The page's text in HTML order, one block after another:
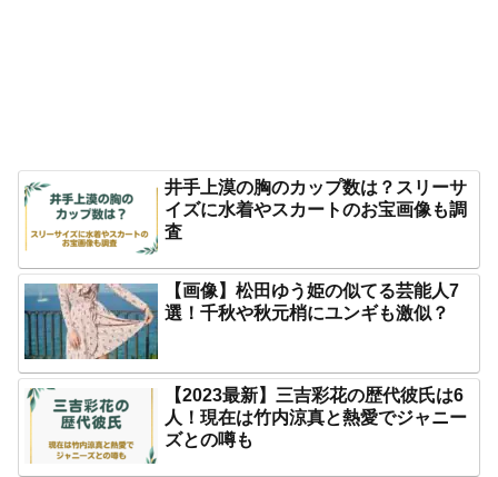
井手上漠の胸のカップ数は？スリーサ
イズに水着やスカートのお宝画像も調
査
【画像】松田ゆう姫の似てる芸能人7
選！千秋や秋元梢にユンギも激似？
【2023最新】三吉彩花の歴代彼氏は6
人！現在は竹内涼真と熱愛でジャニー
ズとの噂も